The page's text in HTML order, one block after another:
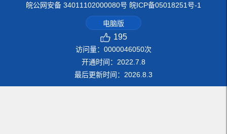
皖公网安备 34011102000080号 皖ICP备05018251号-1
电脑版
195
访问量： 0000046050次
开通时间： 2022 7 8
最后更新时间： 2026 8 3